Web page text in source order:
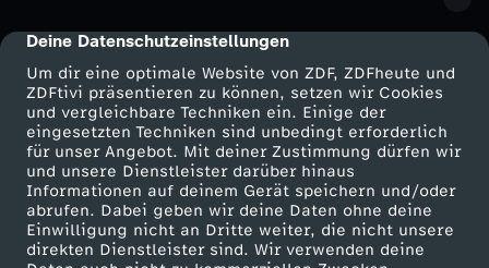
cmp-dialog-description
Deine Datenschutzeinstellungen
Um dir eine optimale Website von ZDF, ZDFheute und
ZDFtivi präsentieren zu können, setzen wir Cookies
und vergleichbare Techniken ein. Einige der
eingesetzten Techniken sind unbedingt erforderlich
für unser Angebot. Mit deiner Zustimmung dürfen wir
und unsere Dienstleister darüber hinaus
Informationen auf deinem Gerät speichern und/oder
abrufen. Dabei geben wir deine Daten ohne deine
Einwilligung nicht an Dritte weiter, die nicht unsere
direkten Dienstleister sind. Wir verwenden deine
s
j
o
u
r
Mehr ZDF
ZDF-Apps
Smart TV
Service
ZDFmitreden
Kontakt zum ZDF